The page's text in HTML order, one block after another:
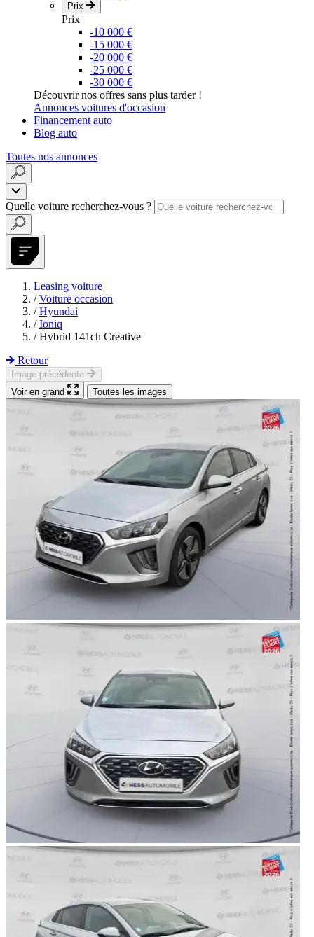
Prix
Prix
-10 000 €
-15 000 €
-20 000 €
-25 000 €
-30 000 €
Découvrir nos offres sans plus tarder !
Annonces voitures d'occasion
Financement auto
Blog auto
Toutes nos annonces
Quelle voiture recherchez-vous ?
Leasing voiture
/ Voiture occasion
/ Hyundai
/ Ioniq
/ Hybrid 141ch Creative
Retour
Image précédente
Voir en grand
Toutes les images